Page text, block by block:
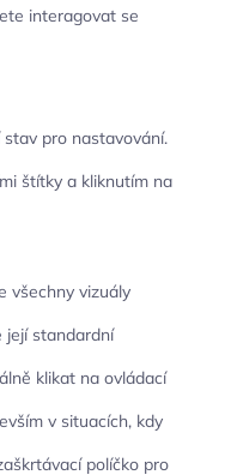
interagovat se
stav pro nastavování.
štítky a kliknutím na
všechny vizuály
její standardní
klikat na ovládací
v situacích, kdy
políčko pro